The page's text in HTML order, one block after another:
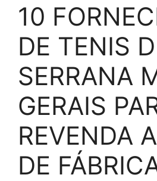
10
DE TENIS
SERRANA
GERAIS
REVENDA
DE